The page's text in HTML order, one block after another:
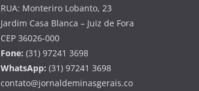
RUA: Monteriro Lobanto, 23
Jardim Casa Blanca – Juiz de Fora
CEP 36026-000
Fone: (31) 97241 3698
WhatsApp: (31) 97241 3698
contato@jornaldeminasgerais.co